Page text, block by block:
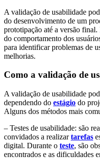
A validação de usabilidade
do desenvolvimento de um
prototipação até a versão
do comportamento dos
para identificar problemas de
melhorias.
Como a validação de
A validação de usabilidade
dependendo do estágio do
Alguns dos métodos mais
– Testes de usabilidade: são
convidados a realizartarefas
digital. Durante o teste, são
encontrados e as dificuldades